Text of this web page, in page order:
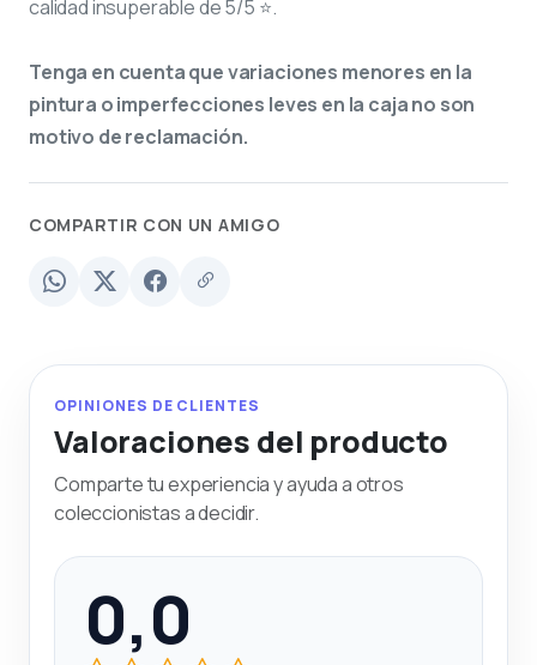
calidad insuperable de 5/5 ⭐.
Tenga en cuenta que variaciones menores en la
pintura o imperfecciones leves en la caja no son
motivo de reclamación.
COMPARTIR CON UN AMIGO
OPINIONES DE CLIENTES
Valoraciones del producto
Comparte tu experiencia y ayuda a otros
coleccionistas a decidir.
0,0